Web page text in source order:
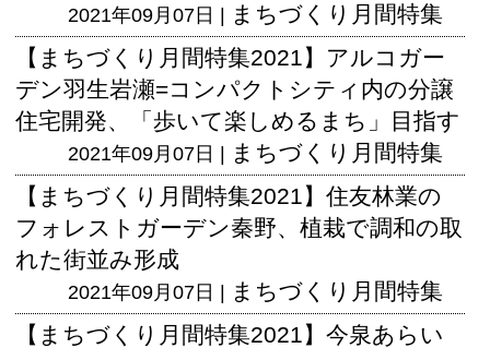
2021年09月07日 |
まちづくり月間特集
【まちづくり月間特集2021】アルコガー
デン羽生岩瀬=コンパクトシティ内の分譲
住宅開発、「歩いて楽しめるまち」目指す
2021年09月07日 |
まちづくり月間特集
【まちづくり月間特集2021】住友林業の
フォレストガーデン秦野、植栽で調和の取
れた街並み形成
2021年09月07日 |
まちづくり月間特集
【まちづくり月間特集2021】今泉あらい